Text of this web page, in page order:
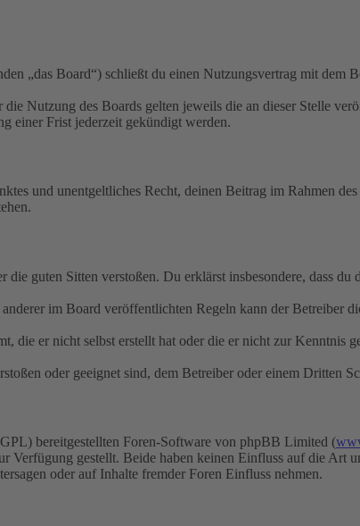
„das Board“) schließt du einen Nutzungsvertrag mit dem
Nutzung des Boards gelten jeweils die an dieser Stelle
einer Frist jederzeit gekündigt werden.
und unentgeltliches Recht, deinen Beitrag im Rahmen
guten Sitten verstoßen. Du erklärst insbesondere, dass du
im Board veröffentlichten Regeln kann der Betreiber
er nicht selbst erstellt hat oder die er nicht zur Kenntnis
oder geeignet sind, dem Betreiber oder einem Dritten
bereitgestellten Foren-Software von phpBB Limited (
Verfügung gestellt. Beide haben keinen Einfluss auf die Art
oder auf Inhalte fremder Foren Einfluss nehmen.